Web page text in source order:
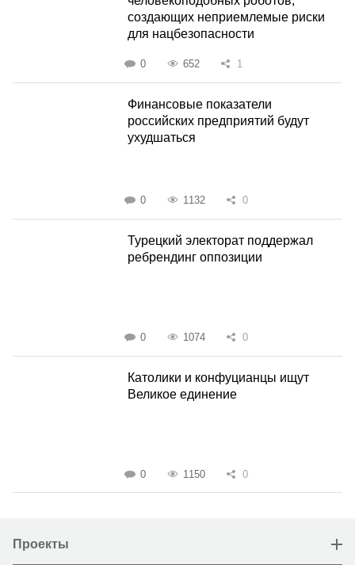
создающих неприемлемые риски
для нацбезопасности
0 652 1
Финансовые показатели
российских предприятий будут
ухудшаться
0 1132 0
Турецкий электорат поддержал
ребрендинг оппозиции
0 1074 0
Католики и конфуцианцы ищут
Великое единение
0 1150 0
Проекты